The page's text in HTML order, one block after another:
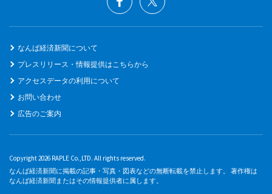
なんば経済新聞について
プレスリリース・情報提供はこちらから
アクセスデータの利用について
お問い合わせ
広告のご案内
Copyright 2026 RAPLE Co.,LTD. All rights reserved.
なんば経済新聞に掲載の記事・写真・図表などの無断転載を禁止します。 著作権は
なんば経済新聞またはその情報提供者に属します。